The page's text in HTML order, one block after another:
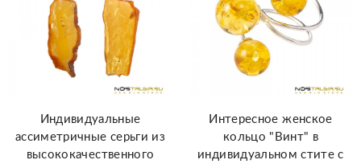
Индивидуальные
ассиметричные серьги из
высококачественного
Интересное женское
кольцо "Винт" в
индивидуальном стите с